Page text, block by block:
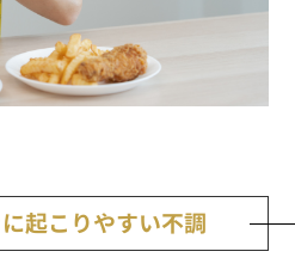
起こりやすい不調